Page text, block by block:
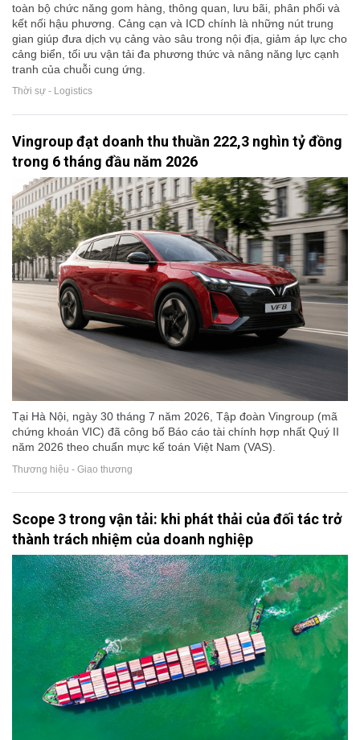
toàn bộ chức năng gom hàng, thông quan, lưu bãi, phân phối và
kết nối hậu phương. Cảng cạn và ICD chính là những nút trung
gian giúp đưa dịch vụ cảng vào sâu trong nội địa, giảm áp lực cho
cảng biển, tối ưu vận tải đa phương thức và nâng năng lực cạnh
tranh của chuỗi cung ứng.
Thời sự - Logistics
Vingroup đạt doanh thu thuần 222,3 nghìn tỷ đồng
trong 6 tháng đầu năm 2026
Tại Hà Nội, ngày 30 tháng 7 năm 2026, Tập đoàn Vingroup (mã
chứng khoán VIC) đã công bố Báo cáo tài chính hợp nhất Quý II
năm 2026 theo chuẩn mực kế toán Việt Nam (VAS).
Thương hiệu - Giao thương
Scope 3 trong vận tải: khi phát thải của đối tác trở
thành trách nhiệm của doanh nghiệp